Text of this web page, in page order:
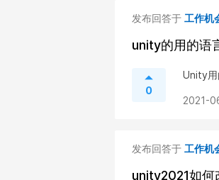
发布回答于 工作机
unity的用的语
0
Unity用
2021-
发布回答于 工作机
unity2021如何